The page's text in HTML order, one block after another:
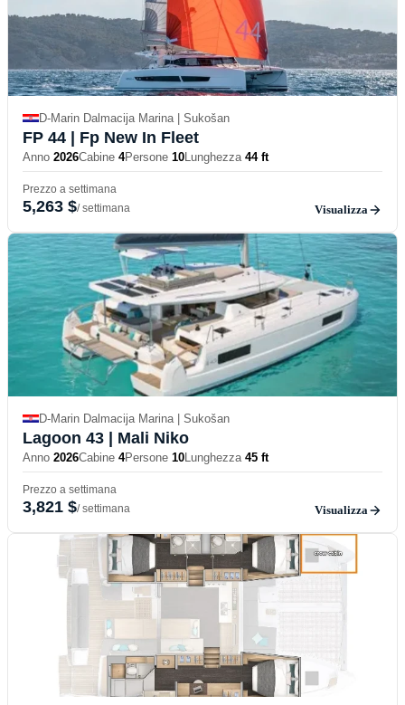
D-Marin Dalmacija Marina | Sukošan
FP 44 | Fp New In Fleet
Anno 2026Cabine 4Persone 10Lunghezza 44 ft
Prezzo a settimana
5,263 $/ settimana Visualizza
D-Marin Dalmacija Marina | Sukošan
Lagoon 43 | Mali Niko
Anno 2026Cabine 4Persone 10Lunghezza 45 ft
Prezzo a settimana
3,821 $/ settimana Visualizza